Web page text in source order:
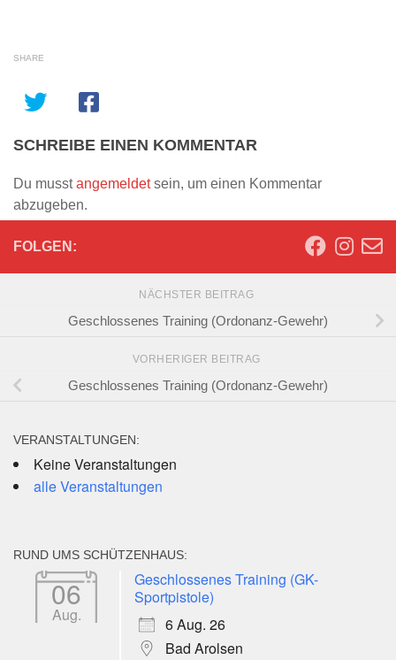
SHARE
SCHREIBE EINEN KOMMENTAR
Du musstangemeldetsein, um einen Kommentar
abzugeben.
FOLGEN:
NÄCHSTER BEITRAG
Geschlossenes Training (Ordonanz-Gewehr)
VORHERIGER BEITRAG
Geschlossenes Training (Ordonanz-Gewehr)
VERANSTALTUNGEN:
Keine Veranstaltungen
alle Veranstaltungen
RUND UMS SCHÜTZENHAUS:
06
Aug.
Geschlossenes Training (GK-
Sportpistole)
6 Aug. 26
Bad Arolsen